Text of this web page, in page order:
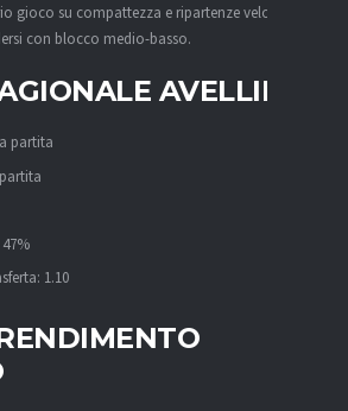
gioco su compattezza e ripartenze veloci. In
con blocco medio-basso.
AVELLINO
partita
1.10